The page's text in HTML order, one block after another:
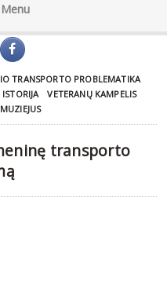
TRANSPORTO PROBLEMATIKA
ISTORIJA
VETERANŲ KAMPELIS
MUZIEJUS
transporto